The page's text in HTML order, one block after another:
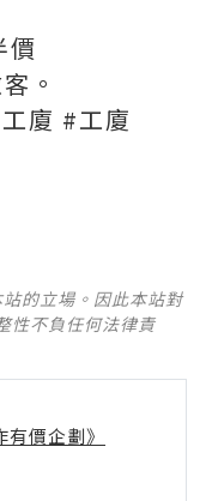
價
。
廈 #工廈
的立場。因此本站對
性不負任何法律責
價企劃》